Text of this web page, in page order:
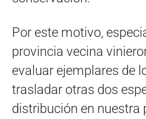
Por este motivo,
provincia vecina
evaluar ejemplares de
trasladar otras dos
distribución en nuestra